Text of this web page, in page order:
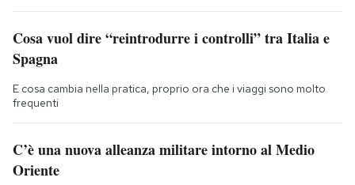
Cosa vuol dire “reintrodurre i controlli” tra Italia e
Spagna
E cosa cambia nella pratica, proprio ora che i viaggi sono molto
frequenti
C’è una nuova alleanza militare intorno al Medio
Oriente